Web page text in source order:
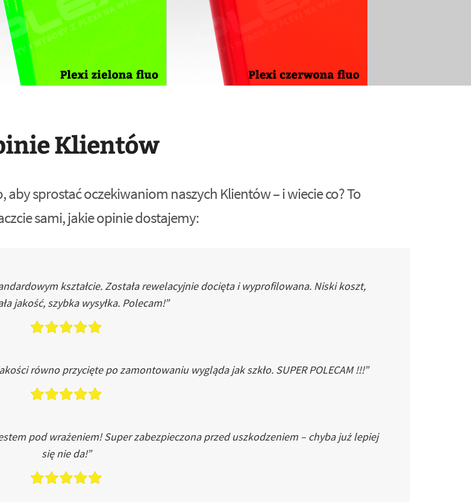
Klientów
aby sprostać oczekiwaniom naszych Klientów – i wiecie co? To
sami, jakie opinie dostajemy:
kształcie. Została rewelacyjnie docięta i wyprofilowana. Niski koszt,
jakość, szybka wysyłka. Polecam!”
równo przycięte po zamontowaniu wygląda jak szkło. SUPER POLECAM !!!”
pod wrażeniem! Super zabezpieczona przed uszkodzeniem – chyba już lepiej
się nie da!”